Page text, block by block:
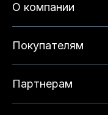
О компании
Покупателям
Партнерам